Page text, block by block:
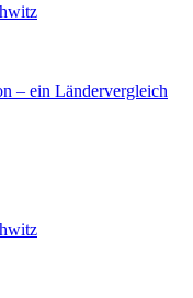
– ein Ländervergleich